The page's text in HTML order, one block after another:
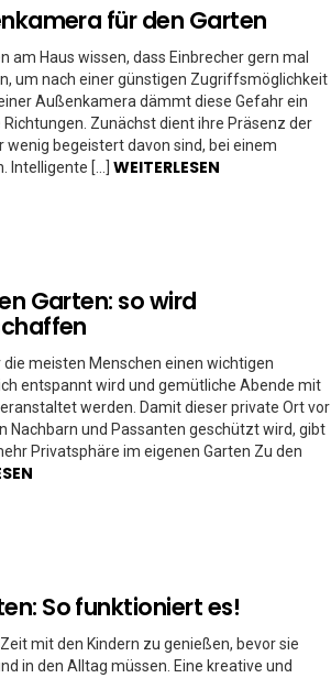
für den Garten
am Haus wissen, dass Einbrecher gern mal
um nach einer günstigen Zugriffsmöglichkeit
Außenkamera dämmt diese Gefahr ein
Zunächst dient ihre Präsenz der
wenig begeistert davon sind, bei einem
Intelligente […] WEITERLESEN
Garten: so wird
meisten Menschen einen wichtigen
entspannt wird und gemütliche Abende mit
werden. Damit dieser private Ort vor
Nachbarn und Passanten geschützt wird, gibt
Privatsphäre im eigenen Garten Zu den
So funktioniert es!
mit den Kindern zu genießen, bevor sie
in den Alltag müssen. Eine kreative und